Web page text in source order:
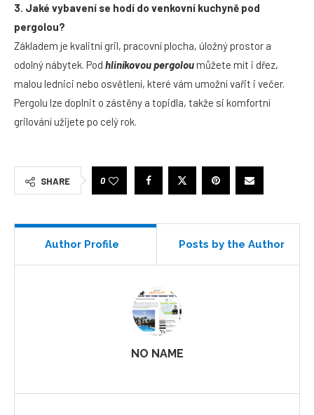
3. Jaké vybavení se hodí do venkovní kuchyně pod
pergolou?
Základem je kvalitní gril, pracovní plocha, úložný prostor a
odolný nábytek. Pod hliníkovou pergoloumůžete mít i dřez,
malou lednici nebo osvětlení, které vám umožní vařit i večer.
Pergolu lze doplnit o zástěny a topidla, takže si komfortní
grilování užijete po celý rok.
SHARE 0
Author Profile Posts by the Author
NO NAME